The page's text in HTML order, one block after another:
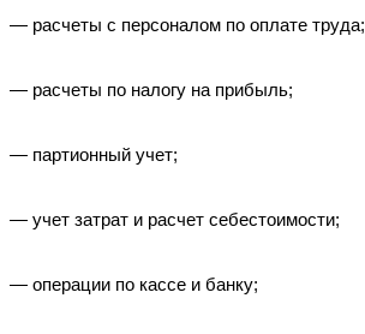
— расчеты с персоналом по оплате труда;
— расчеты по налогу на прибыль;
— партионный учет;
— учет затрат и расчет себестоимости;
— операции по кассе и банку;